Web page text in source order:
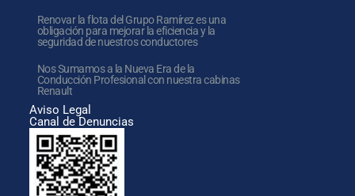
Renovar la flota del Grupo Ramírez es una
obligación para mejorar la eficiencia y la
seguridad de nuestros conductores
Nos Sumamos a la Nueva Era de la
Conducción Profesional con nuestra cabinas
Renault
Aviso Legal
Canal de Denuncias